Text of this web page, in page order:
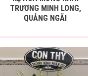
TRƯƠNG MINH LONG,
QUẢNG NGÃI